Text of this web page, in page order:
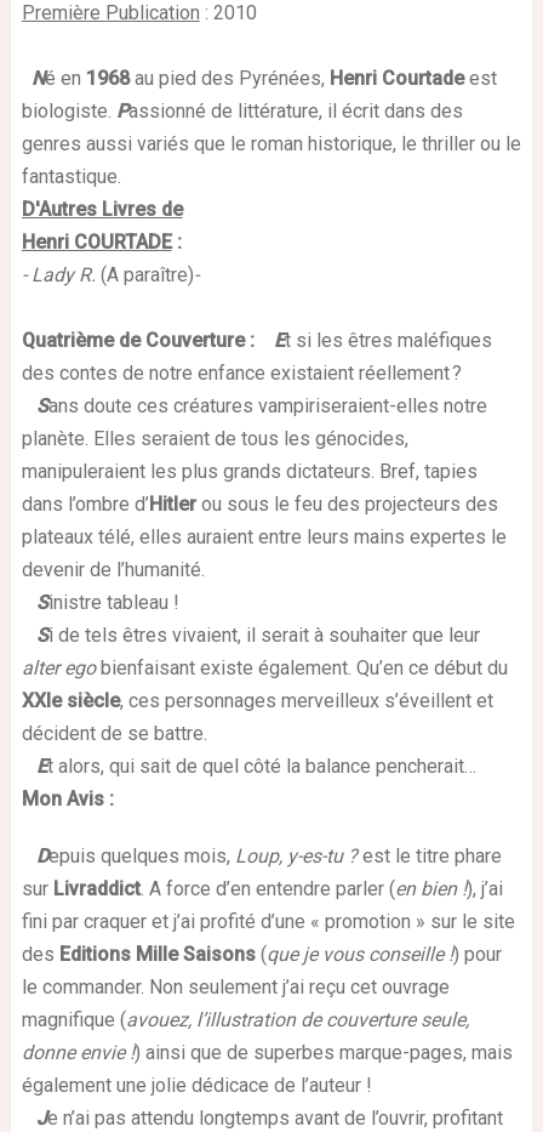
Première Publication : 2010
Né en 1968au pied des Pyrénées, Henri Courtadeest
biologiste. Passionné de littérature, il écrit dans des
genres aussi variés que le roman historique, le thriller ou le
fantastique.
D'Autres Livres de
Henri COURTADE:
-Lady R. (A paraître)-
Quatrième de Couverture: Et si les êtres maléfiques
des contes de notre enfance existaient réellement ?
Sans doute ces créatures vampiriseraient-elles notre
planète. Elles seraient de tous les génocides,
manipuleraient les plus grands dictateurs. Bref, tapies
dans l’ombre d’ Hitlerou sous le feu des projecteurs des
plateaux télé, elles auraient entre leurs mains expertes le
devenir de l’humanité.
Sinistre tableau !
Si de tels êtres vivaient, il serait à souhaiter que leur
alter egobienfaisant existe également. Qu’en ce début du
XXIe siècle, ces personnages merveilleux s’éveillent et
décident de se battre.
Et alors, qui sait de quel côté la balance pencherait…
Mon Avis:
Depuis quelques mois, Loup, y-es-tu ?est le titre phare
sur Livraddict. A force d’en entendre parler (en bien !), j’ai
fini par craquer et j’ai profité d’une « promotion » sur le site
des Editions Mille Saisons(que je vous conseille !) pour
le commander. Non seulement j’ai reçu cet ouvrage
magnifique (avouez, l’illustration de couverture seule,
donne envie !) ainsi que de superbes marque-pages, mais
également une jolie dédicace de l’auteur !
Je n’ai pas attendu longtemps avant de l’ouvrir, profitant